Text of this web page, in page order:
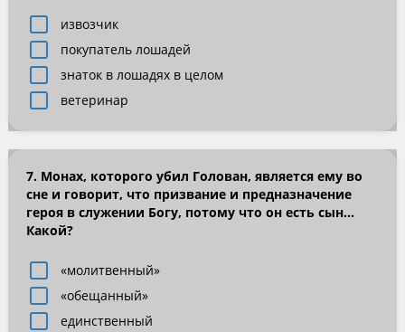
извозчик
покупатель лошадей
знаток в лошадях в целом
ветеринар
7. Монах, которого убил Голован, является ему во
сне и говорит, что призвание и предназначение
героя в служении Богу, потому что он есть сын…
Какой?
«молитвенный»
«обещанный»
единственный